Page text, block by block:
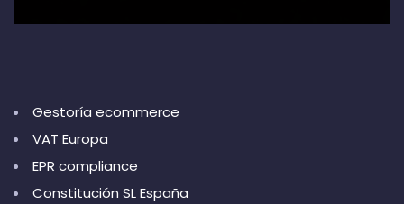
Gestoría ecommerce
VAT Europa
EPR compliance
Constitución SL España